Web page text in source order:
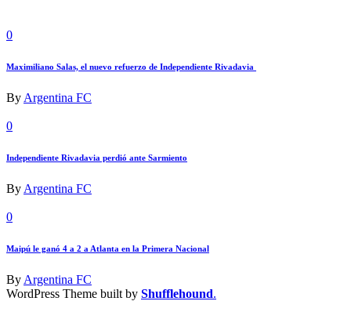
0
Maximiliano Salas, el nuevo refuerzo de Independiente Rivadavia
By Argentina FC
0
Independiente Rivadavia perdió ante Sarmiento
By Argentina FC
0
Maipú le ganó 4 a 2 a Atlanta en la Primera Nacional
By Argentina FC
WordPress Theme built by Shufflehound.